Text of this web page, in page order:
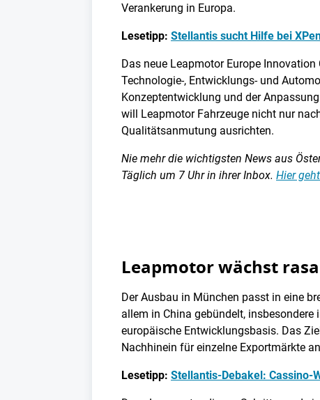
Verankerung in Europa.
Lesetipp: Stellantis sucht Hilfe bei
Das neue Leapmotor Europe
Technologie-, Entwicklungs- und
Konzeptentwicklung und der
will Leapmotor Fahrzeuge nicht nur
Qualitätsanmutung ausrichten.
Nie mehr die wichtigsten News aus
Täglich um 7 Uhr in ihrer Inbox. Hier
Leapmotor wächst
Der Ausbau in München passt in eine
allem in China gebündelt,
europäische Entwicklungsbasis. Das
Nachhinein für einzelne Exportmärkte
Lesetipp: Stellantis-Debakel: Cassino-